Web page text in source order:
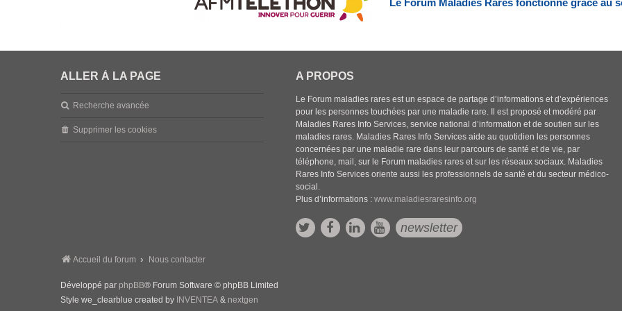
Le Forum Maladies Rares fonctionne grâce au
ALLER À LA PAGE
Recherche avancée
Supprimer les cookies
A PROPOS
Le Forum maladies rares est un espace de partage d’informations et d’expériences
pour les personnes touchées par une maladie rare. Il est proposé et modéré par
Maladies Rares Info Services, service national d’information et de soutien sur les
maladies rares. Maladies Rares Info Services aide au quotidien les personnes
concernées par une maladie rare dans leur parcours de santé et de vie, par
téléphone, mail, sur le Forum maladies rares et sur les réseaux sociaux. Maladies
Rares Info Services oriente aussi les professionnels de santé et du secteur médico-
social.
Plus d’informations :www.maladiesraresinfo.org
newsletter
Accueil du forum Nous contacter
Développé par phpBB® Forum Software © phpBB Limited
Style we_clearblue created by INVENTEA & nextgen